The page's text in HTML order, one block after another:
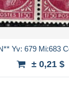
Yv: 679 Mi:683
± 0,21 $